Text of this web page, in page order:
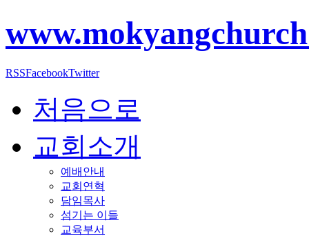
RSSFacebookTwitter
처음으로
교회소개
예배안내
교회연혁
담임목사
섬기는 이들
교육부서